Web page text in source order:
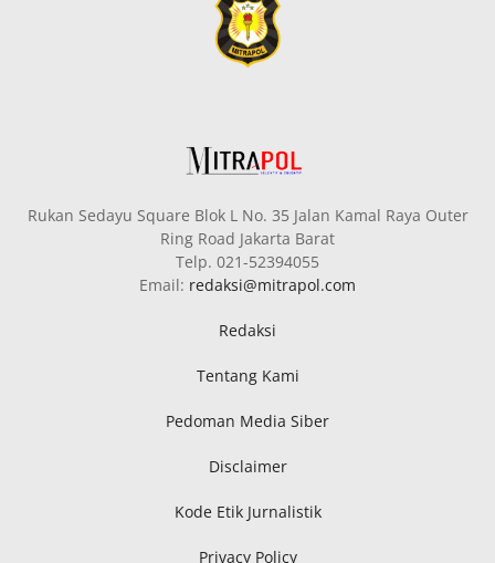
Rukan Sedayu Square Blok L No. 35 Jalan Kamal Raya Outer
Ring Road Jakarta Barat
Telp. 021-52394055
Email: redaksi@mitrapol.com
Redaksi
Tentang Kami
Pedoman Media Siber
Disclaimer
Kode Etik Jurnalistik
Privacy Policy